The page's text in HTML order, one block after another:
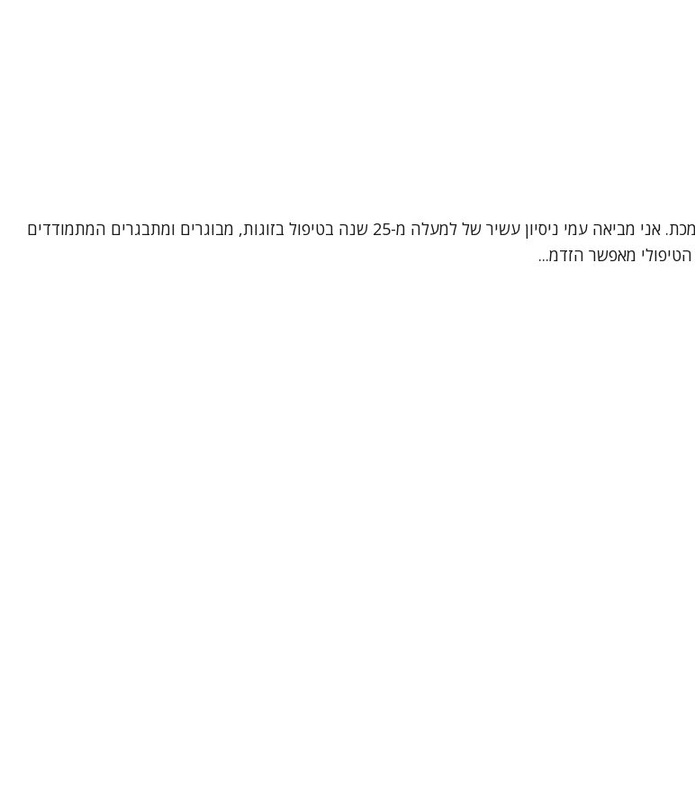
שמי אירית רן, פסיכותרפיסטית, מטפלת בתנועה ומטפלת זוגית ומשפחתית מוסמכת. אני מביאה עמי ניסיון עשיר של למעלה מ-25 שנה בטיפול בזוגות, מבוגרים ומתבגרים המתמודדים
מאפשר הזדמ...